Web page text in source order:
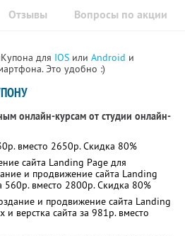
Отзывы Вопросы по акции
для IOS или Android и
Это удобно :)
онлайн-курсам от студии онлайн-
вместо 2650р. Скидка 80%
сайта Landing Page для
и продвижение сайта Landing
560р. вместо 2800р.Скидка 80%
и продвижение сайта Landing
верстка сайта за 981р. вместо